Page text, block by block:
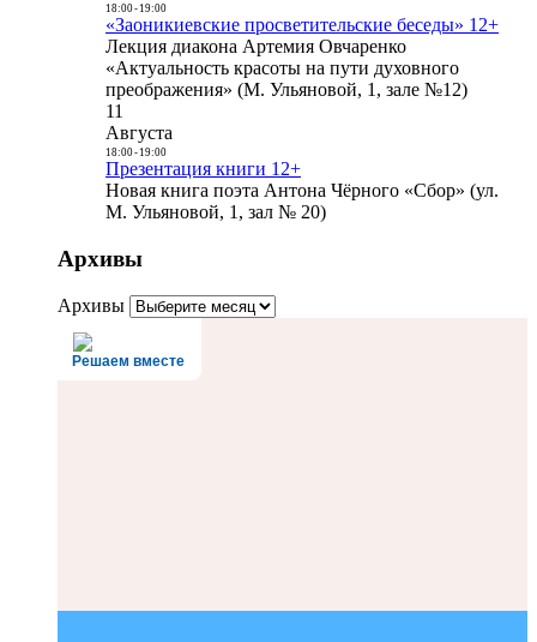
18:00- 19:00
«Заоникиевские просветительские беседы» 12+
Лекция диакона Артемия Овчаренко
«Актуальность красоты на пути духовного
преображения» (М. Ульяновой, 1, зале №12)
11
Августа
18:00- 19:00
Презентация книги 12+
Новая книга поэта Антона Чёрного «Сбор» (ул.
М. Ульяновой, 1, зал № 20)
Архивы
Архивы
Решаем вместе